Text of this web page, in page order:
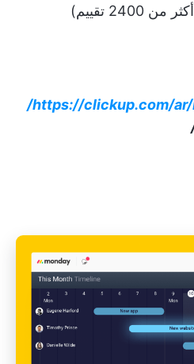
https://clickup.com/